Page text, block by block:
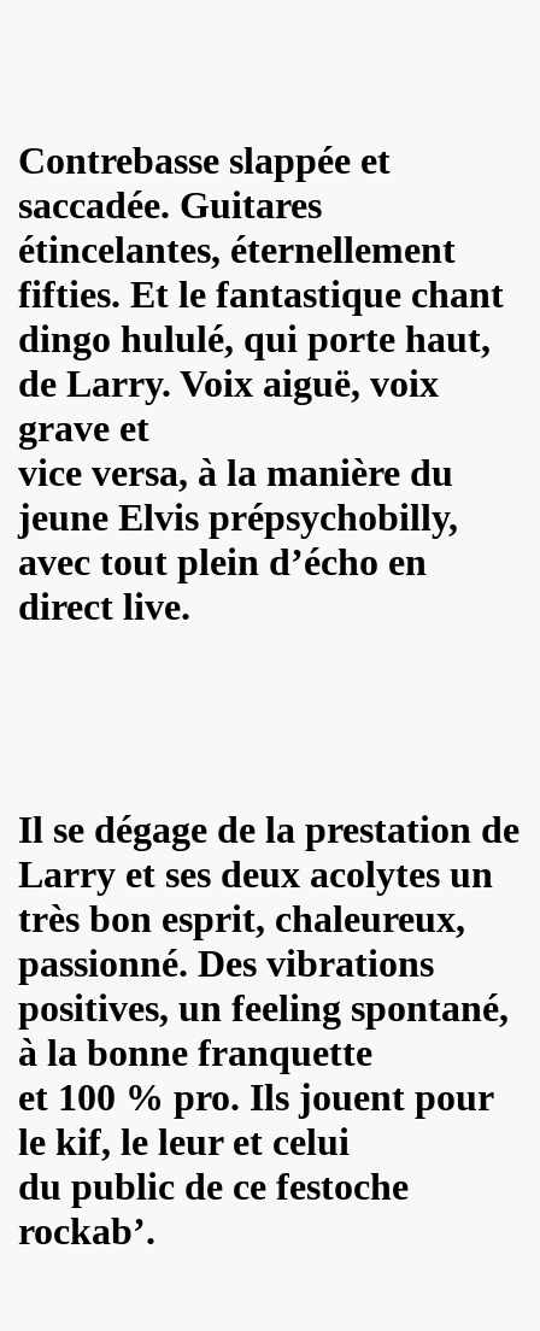
Contrebasse slappée et
saccadée. Guitares
étincelantes, éternellement
fifties. Et le fantastique chant
dingo hululé, qui porte haut,
de Larry. Voix aiguë, voix
grave et
vice versa, à la manière du
jeune Elvis prépsychobilly,
avec tout plein d’écho en
direct live.
Il se dégage de la prestation de
Larry et ses deux acolytes un
très bon esprit, chaleureux,
passionné. Des vibrations
positives, un feeling spontané,
à la bonne franquette
et 100 % pro. Ils jouent pour
le kif, le leur et celui
du public de ce festoche
rockab’.
le 10 mars 2022 aux Disquaires, les 23 et 30 avril 2023
par PHILIPPE ALMOSNINO & co + YAROL
"AJASPHERE" le 23 novembre 2022 au Pop Up du
11 janvier 2023 et du 4 au 12 mai 2023 pour la suite et
("Start Walkin' 1965-1976"), le 17 avril 2005 au Grand
concerts "SUPERLUNE", le 3 juin 2022 au New
13 octobre 2022 a l'Olympia (Paris) + l'album "TEATRO
11 novembre 2022 a Paris pour l enregistrement de
le 21 mai 2022 au Zenith (Paris) : compte rendu
au 11 juin 2022 a Paris.
: les Mémoires du batteur de VINCE TAYLOR et
Berlin"), concert "Paradigmes" le 7 octobre 2021
(piano), concerts "Dans la peau" les 5 et 6 octobre
Berlin"), premier concert avec public du
de JACQUES DUVALL, musique de LEONARD
avec ALEXANDRE WETTER : chronique detaillee.
(2016) de DR JOHN COOPER CLARKE et HUGH
BENJAMIN SIKSOU dans "LES SOULIERS
FRANCE le 7 decembre 2019 au Silencio (Paris) :